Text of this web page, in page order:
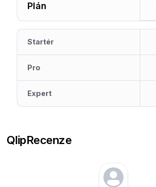
Plán
Startér
Pro
Expert
QlipRecenze